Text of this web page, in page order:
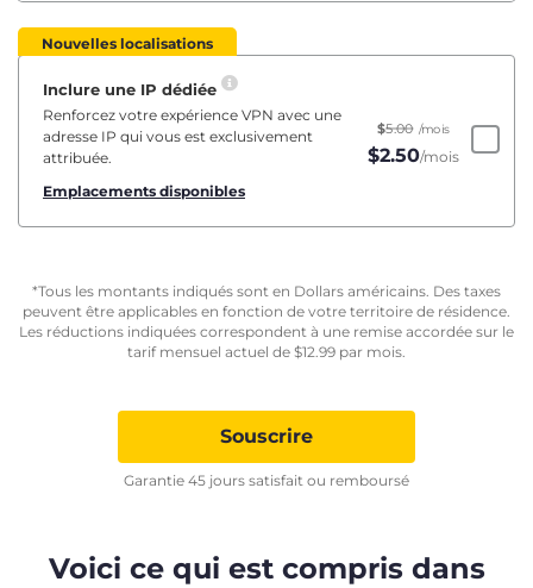
Nouvelles localisations
Inclure une IP dédiée
Renforcez votre expérience VPN avec une
adresse IP qui vous est exclusivement
attribuée.
Emplacements disponibles
$5.00 /mois
$2.50/mois
*Tous les montants indiqués sont en Dollars américains. Des taxes
peuvent être applicables en fonction de votre territoire de résidence.
Les réductions indiquées correspondent à une remise accordée sur le
tarif mensuel actuel de $12.99 par mois.
Souscrire
Garantie 45 jours satisfait ou remboursé
Voici ce qui est compris dans